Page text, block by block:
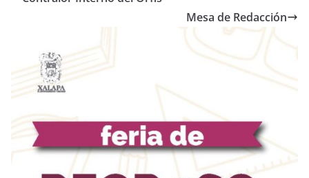
Mesa de Redacción